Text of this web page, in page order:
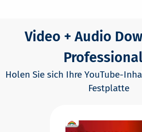
Video + Audio
Holen Sie sich Ihre YouTube-
Festplatte